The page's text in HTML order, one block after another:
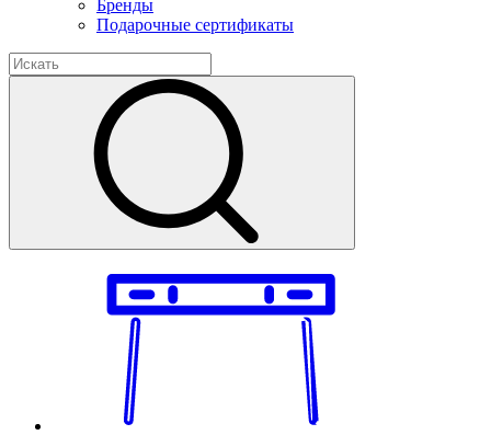
Бренды
Подарочные сертификаты